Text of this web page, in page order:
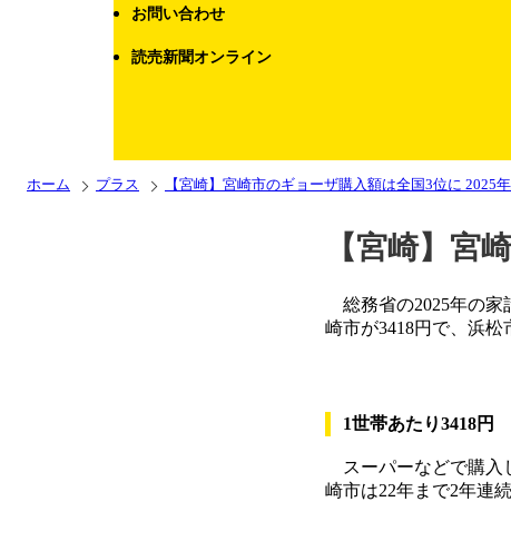
お問い合わせ
読売新聞オンライン
ホーム プラス 【宮崎】宮崎市のギョーザ購入額は全国3位に 2025
【宮崎】宮
総務省の2025年の家
崎市が3418円で、浜松
1世帯あたり3418円
スーパーなどで購入
崎市は22年まで2年連